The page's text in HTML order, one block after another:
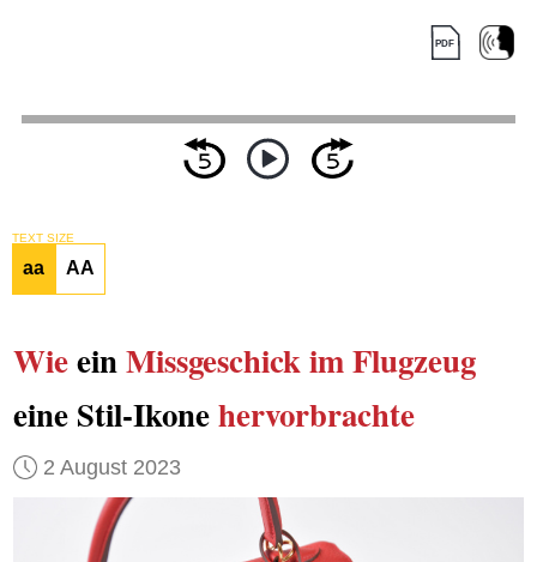
TEXT SIZE
aa AA
WieeinMissgeschick im Flugzeug
eine Stil-Ikonehervorbrachte
2 August 2023